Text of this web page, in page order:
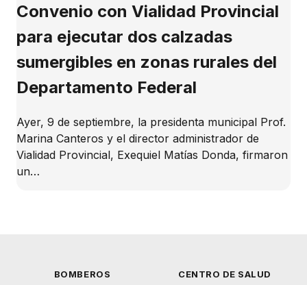
Convenio con Vialidad Provincial
para ejecutar dos calzadas
sumergibles en zonas rurales del
Departamento Federal
Ayer, 9 de septiembre, la presidenta municipal Prof.
Marina Canteros y el director administrador de
Vialidad Provincial, Exequiel Matías Donda, firmaron
un…
BOMBEROS CENTRO DE SALUD